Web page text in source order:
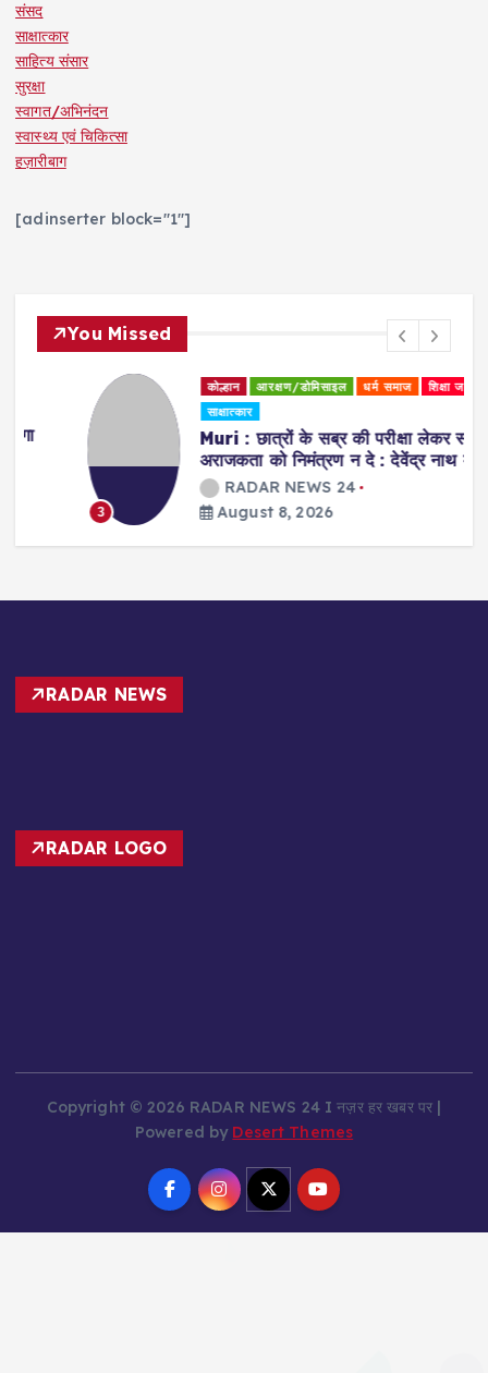
संसद
साक्षात्कार
साहित्य संसार
सुरक्षा
स्वागत/अभिनंदन
स्वास्थ्य एवं चिकित्सा
हज़ारीबाग
[adinserter block="1"]
You Missed
कोल्हान आरक्षण/डोमिसाइल धर्म समाज
शिक्षा जगत
साक्षात्कार
Muri : छात्रों के सब्र की परीक्षा लेकर सरकार
अराजकता को निमंत्रण न दे : देवेंद्र नाथ महतो
RADAR NEWS 24
August 8, 2026
RADAR NEWS
RADAR LOGO
Copyright © 2026 RADAR NEWS 24 I नज़र हर खबर पर |
Powered by Desert Themes